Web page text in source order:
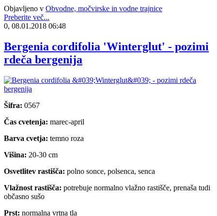
Objavljeno v Obvodne, močvirske in vodne trajnice
Preberite več...
0, 08.01.2018 06:48
Bergenia cordifolia 'Winterglut' - pozimi
rdeča bergenija
Šifra: 0567
Čas cvetenja: marec-april
Barva cvetja: temno roza
Višina: 20-30 cm
Osvetlitev rastišča: polno sonce, polsenca, senca
Vlažnost rastišča: potrebuje normalno vlažno rastišče, prenaša tudi
občasno sušo
Prst: normalna vrtna tla